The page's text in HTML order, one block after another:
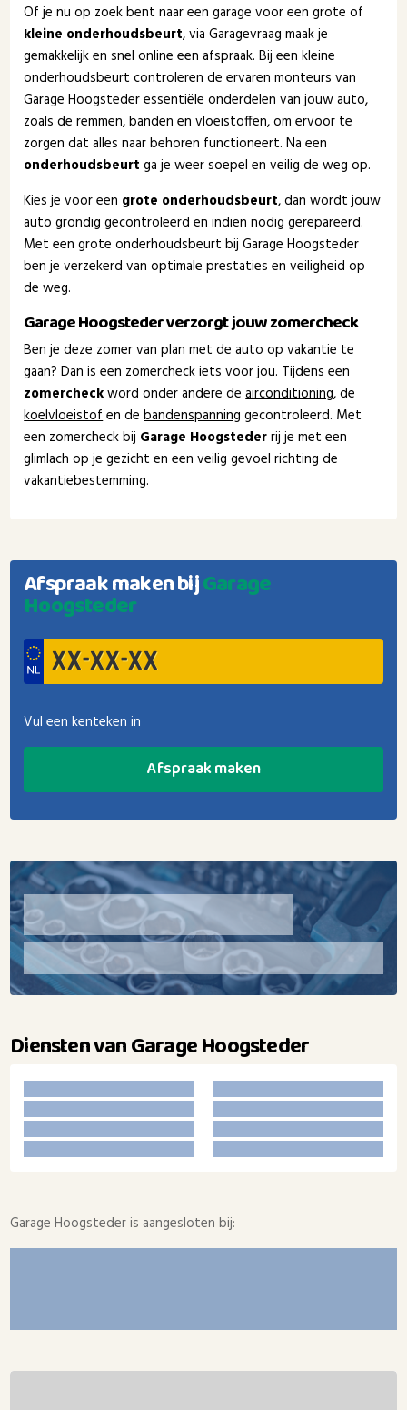
Of je nu op zoek bent naar een garage voor een grote of
kleine onderhoudsbeurt, via Garagevraag maak je
gemakkelijk en snel online een afspraak. Bij een kleine
onderhoudsbeurt controleren de ervaren monteurs van
Garage Hoogsteder essentiële onderdelen van jouw auto,
zoals de remmen, banden en vloeistoffen, om ervoor te
zorgen dat alles naar behoren functioneert. Na een
onderhoudsbeurt ga je weer soepel en veilig de weg op.
Kies je voor een grote onderhoudsbeurt, dan wordt jouw
auto grondig gecontroleerd en indien nodig gerepareerd.
Met een grote onderhoudsbeurt bij Garage Hoogsteder
ben je verzekerd van optimale prestaties en veiligheid op
de weg.
Garage Hoogsteder verzorgt jouw zomercheck
Ben je deze zomer van plan met de auto op vakantie te
gaan? Dan is een zomercheck iets voor jou. Tijdens een
zomercheckword onder andere deairconditioning, de
koelvloeistofen debandenspanning gecontroleerd. Met
een zomercheck bij Garage Hoogstederrij je met een
glimlach op je gezicht en een veilig gevoel richting de
vakantiebestemming.
Afspraak maken bijGarage
Hoogsteder
Vul een kenteken in
Afspraak maken
Diensten van Garage Hoogsteder
Garage Hoogsteder is aangesloten bij: